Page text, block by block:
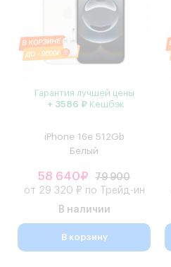
Гарантия лучшей цены
+ 3586 ₽ Кешбэк
iPhone 16e 512Gb
Белый
58 640₽
79 900
от 29 320 ₽ по Трейд-ин
В наличии
В корзину